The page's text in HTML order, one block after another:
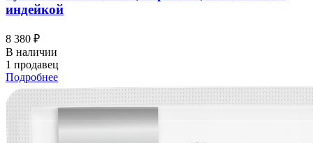
индейкой
8 380 ₽
В наличии
1 продавец
Подробнее